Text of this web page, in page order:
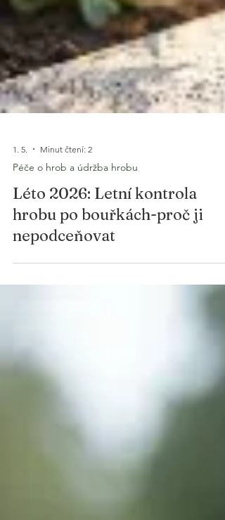
Péče o hrob a údržba hrobu
Léto 2026: Letní kontrola
hrobu po bouřkách-proč ji
nepodceňovat